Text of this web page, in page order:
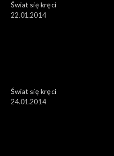
Świat się kręci
22.01.2014
Świat się kręci
24.01.2014